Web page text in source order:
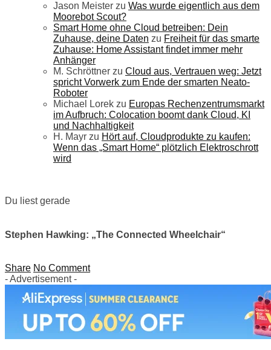
Jason Meister zu Was wurde eigentlich aus dem
Moorebot Scout?
Smart Home ohne Cloud betreiben: Dein
Zuhause, deine Daten zu Freiheit für das smarte
Zuhause: Home Assistant findet immer mehr
Anhänger
M. Schröttner zu Cloud aus, Vertrauen weg: Jetzt
spricht Vorwerk zum Ende der smarten Neato-
Roboter
Michael Lorek zu Europas Rechenzentrumsmarkt
im Aufbruch: Colocation boomt dank Cloud, KI
und Nachhaltigkeit
H. Mayr zu Hört auf, Cloudprodukte zu kaufen:
Wenn das „Smart Home“ plötzlich Elektroschrott
wird
Du liest gerade
Stephen Hawking: „The Connected Wheelchair“
Share No Comment
- Advertisement -